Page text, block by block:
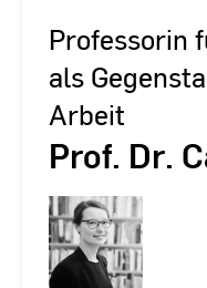
Professorin
als
Arbeit
Prof. Dr.